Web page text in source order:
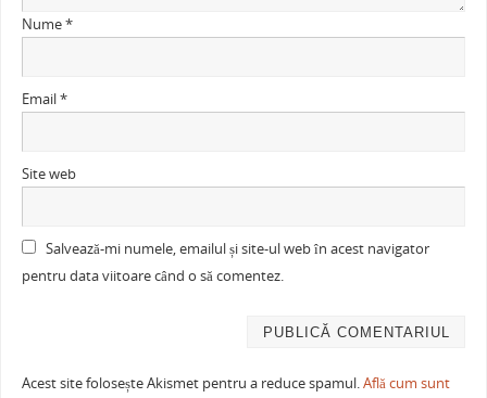
Nume*
Email*
Site web
Salvează-mi numele, emailul și site-ul web în acest navigator
pentru data viitoare când o să comentez.
Acest site folosește Akismet pentru a reduce spamul.Află cum sunt